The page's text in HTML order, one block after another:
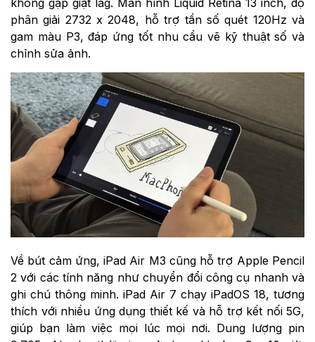
không gặp giật lag. Màn hình Liquid Retina 13 inch, độ
phân giải 2732 x 2048, hỗ trợ tần số quét 120Hz và
gam màu P3, đáp ứng tốt nhu cầu vẽ kỹ thuật số và
chỉnh sửa ảnh.
Về bút cảm ứng, iPad Air M3 cũng hỗ trợ Apple Pencil
2 với các tính năng như chuyển đổi công cụ nhanh và
ghi chú thông minh. iPad Air 7 chạy iPadOS 18, tương
thích với nhiều ứng dụng thiết kế và hỗ trợ kết nối 5G,
giúp bạn làm việc mọi lúc mọi nơi. Dung lượng pin